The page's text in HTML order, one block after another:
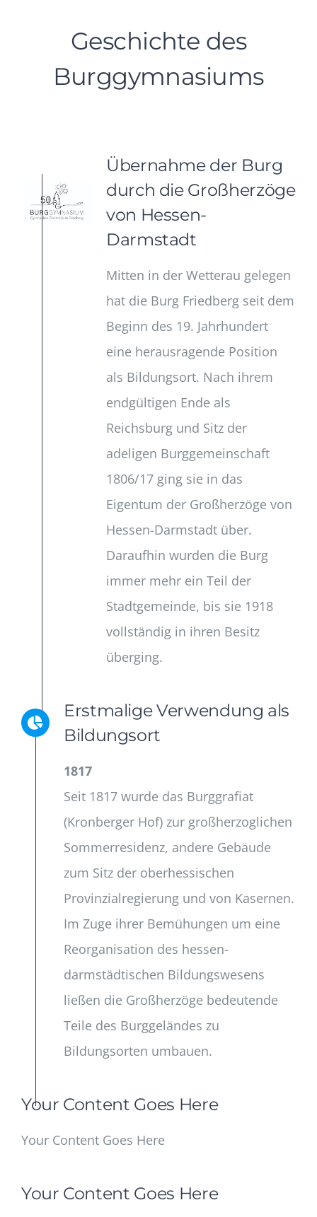
Geschichte des
Burggymnasiums
Übernahme der Burg
durch die Großherzöge
von Hessen-
Darmstadt
Mitten in der Wetterau gelegen
hat die Burg Friedberg seit dem
Beginn des 19. Jahrhundert
eine herausragende Position
als Bildungsort. Nach ihrem
endgültigen Ende als
Reichsburg und Sitz der
adeligen Burggemeinschaft
1806/17 ging sie in das
Eigentum der Großherzöge von
Hessen-Darmstadt über.
Daraufhin wurden die Burg
immer mehr ein Teil der
Stadtgemeinde, bis sie 1918
vollständig in ihren Besitz
überging.
Erstmalige Verwendung als
Bildungsort
1817
Seit 1817 wurde das Burggrafiat
(Kronberger Hof) zur großherzoglichen
Sommerresidenz, andere Gebäude
zum Sitz der oberhessischen
Provinzialregierung und von Kasernen.
Im Zuge ihrer Bemühungen um eine
Reorganisation des hessen-
darmstädtischen Bildungswesens
ließen die Großherzöge bedeutende
Teile des Burggeländes zu
Bildungsorten umbauen.
Your Content Goes Here
Your Content Goes Here
Your Content Goes Here